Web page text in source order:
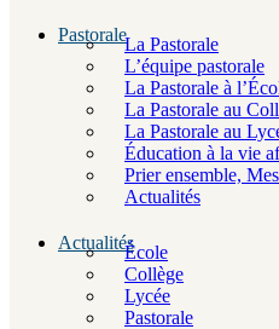
PastoraleLa Pastorale
L’équipe pastorale
La Pastorale à
La Pastorale au
La Pastorale au
Éducation à la vie
Prier ensemble,
Actualités
ActualitésÉcole
Collège
Lycée
Pastorale